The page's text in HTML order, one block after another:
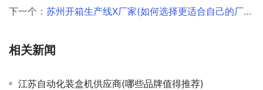
下一个： 苏州开箱生产线X厂家(如何选择更适合自己的厂家)
相关新闻
江苏自动化装盒机供应商(哪些品牌值得推荐)